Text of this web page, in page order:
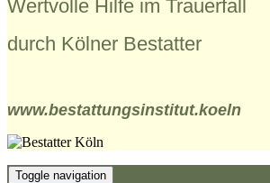
Wertvolle Hilfe im Trauerfall
durch Kölner Bestatter
www.bestattungsinstitut.koeln
Toggle navigation